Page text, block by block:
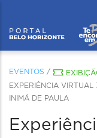
EVENTOS /
EXPERIÊNCIA
INIMÁ DE PAULA